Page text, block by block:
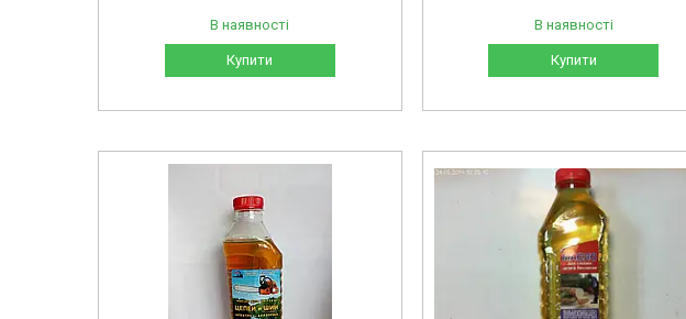
В наявності
Купити
В наявності
Купити